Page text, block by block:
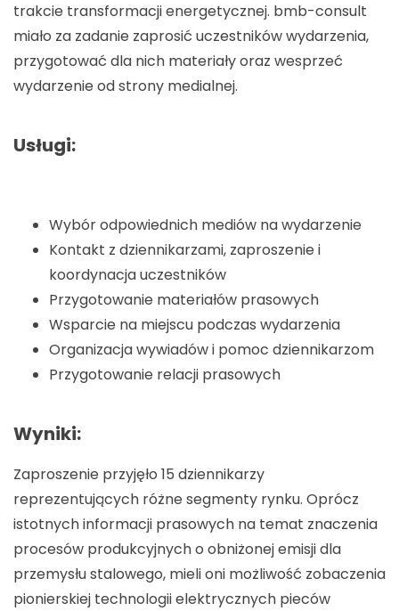
trakcie transformacji energetycznej. bmb-consult
miało za zadanie zaprosić uczestników wydarzenia,
przygotować dla nich materiały oraz wesprzeć
wydarzenie od strony medialnej.
Usługi:
Wybór odpowiednich mediów na wydarzenie
Kontakt z dziennikarzami, zaproszenie i
koordynacja uczestników
Przygotowanie materiałów prasowych
Wsparcie na miejscu podczas wydarzenia
Organizacja wywiadów i pomoc dziennikarzom
Przygotowanie relacji prasowych
Wyniki:
Zaproszenie przyjęło 15 dziennikarzy
reprezentujących różne segmenty rynku. Oprócz
istotnych informacji prasowych na temat znaczenia
procesów produkcyjnych o obniżonej emisji dla
przemysłu stalowego, mieli oni możliwość zobaczenia
pionierskiej technologii elektrycznych pieców